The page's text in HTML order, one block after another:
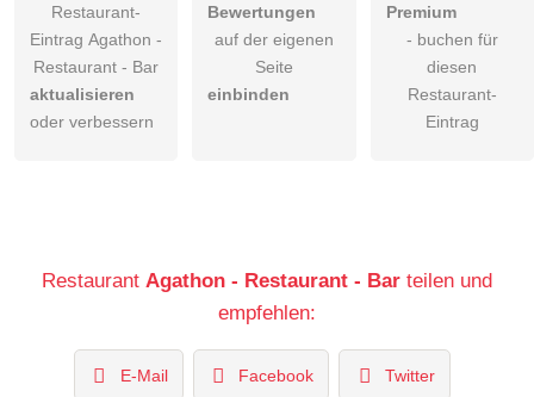
Restaurant-
Eintrag Agathon -
Restaurant - Bar
aktualisieren
oder verbessern
Bewertungen
auf der eigenen
Seite
einbinden
Premium
- buchen für
diesen
Restaurant-
Eintrag
Restaurant Agathon - Restaurant - Bar teilen und
empfehlen:
E-Mail Facebook Twitter